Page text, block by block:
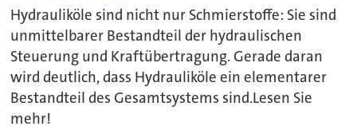
Hydrauliköle sind nicht nur Schmierstoffe: Sie sind
unmittelbarer Bestandteil der hydraulischen
Steuerung und Kraftübertragung. Gerade daran
wird deutlich, dass Hydrauliköle ein elementarer
Bestandteil des Gesamtsystems sind.Lesen Sie
mehr!